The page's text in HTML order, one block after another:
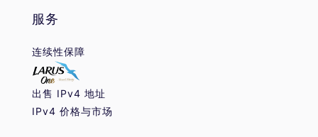
服务
连续性保障
出售 IPv4 地址
IPv4 价格与市场